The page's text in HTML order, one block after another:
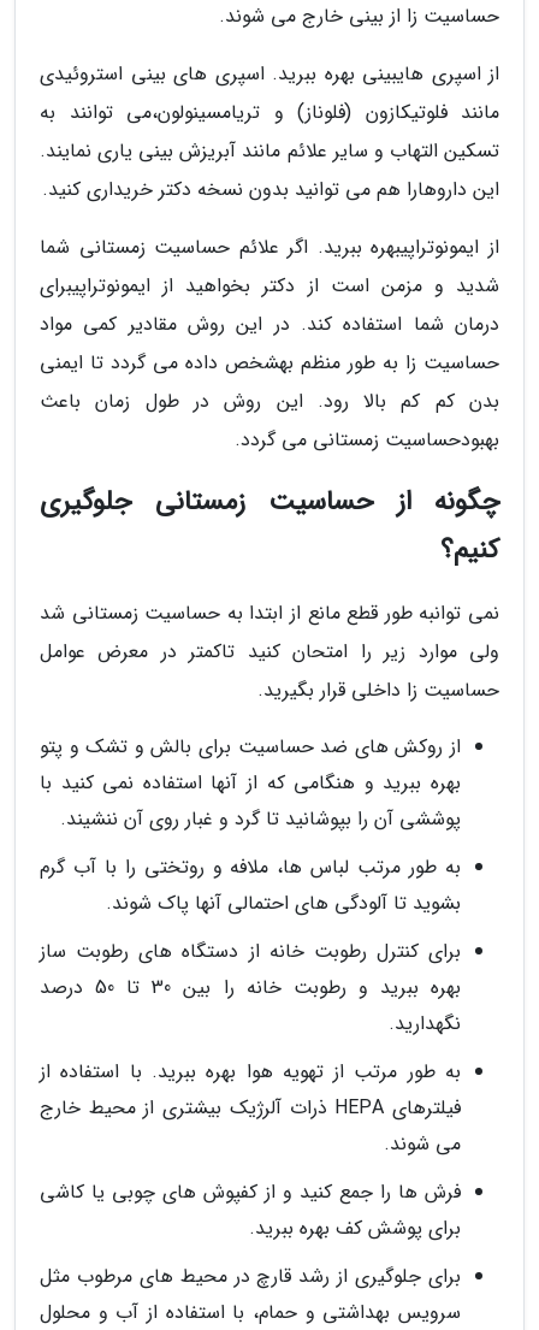
حساسیت زا از بینی خارج می شوند.
از اسپری هایبینی بهره ببرید. اسپری های بینی استروئیدی
مانند فلوتیکازون (فلوناز) و تریامسینولون،می توانند به
تسکین التهاب و سایر علائم مانند آبریزش بینی یاری نمایند.
این داروهارا هم می توانید بدون نسخه دکتر خریداری کنید.
از ایمونوتراپیبهره ببرید. اگر علائم حساسیت زمستانی شما
شدید و مزمن است از دکتر بخواهید از ایمونوتراپیبرای
درمان شما استفاده کند. در این روش مقادیر کمی مواد
حساسیت زا به طور منظم بهشخص داده می گردد تا ایمنی
بدن کم کم بالا رود. این روش در طول زمان باعث
بهبودحساسیت زمستانی می گردد.
چگونه از حساسیت زمستانی جلوگیری
کنیم؟
نمی توانبه طور قطع مانع از ابتدا به حساسیت زمستانی شد
ولی موارد زیر را امتحان کنید تاکمتر در معرض عوامل
حساسیت زا داخلی قرار بگیرید.
از روکش های ضد حساسیت برای بالش و تشک و پتو
بهره ببرید و هنگامی که از آنها استفاده نمی کنید با
پوششی آن را بپوشانید تا گرد و غبار روی آن ننشیند.
به طور مرتب لباس ها، ملافه و روتختی را با آب گرم
بشوید تا آلودگی های احتمالی آنها پاک شوند.
برای کنترل رطوبت خانه از دستگاه های رطوبت ساز
بهره ببرید و رطوبت خانه را بین 30 تا 50 درصد
نگهدارید.
به طور مرتب از تهویه هوا بهره ببرید. با استفاده از
فیلترهای HEPA ذرات آلرژیک بیشتری از محیط خارج
می شوند.
فرش ها را جمع کنید و از کفپوش های چوبی یا کاشی
برای پوشش کف بهره ببرید.
برای جلوگیری از رشد قارچ در محیط های مرطوب مثل
سرویس بهداشتی و حمام، با استفاده از آب و محلول